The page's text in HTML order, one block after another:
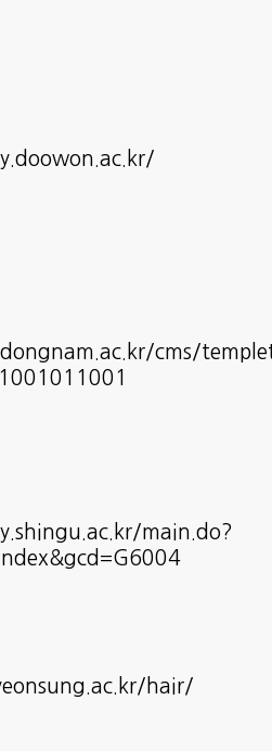
cms/
main.do?
hair/